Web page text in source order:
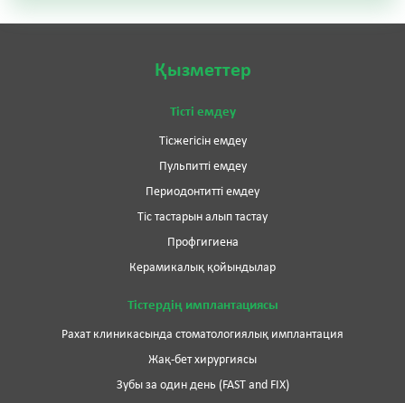
Қызметтер
Тісті емдеу
Тісжегісін емдеу
Пульпитті емдеу
Периодонтитті емдеу
Тіс тастарын алып тастау
Профгигиена
Керамикалық қойындылар
Тістердің имплантациясы
Рахат клиникасында стоматологиялық имплантация
Жақ-бет хирургиясы
Зубы за один день (FAST and FIX)